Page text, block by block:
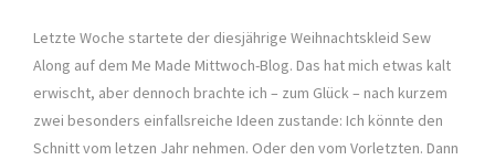
Letzte Woche startete der diesjährige Weihnachtskleid Sew
Along auf dem Me Made Mittwoch-Blog. Das hat mich etwas kalt
erwischt, aber dennoch brachte ich – zum Glück – nach kurzem
zwei besonders einfallsreiche Ideen zustande: Ich könnte den
Schnitt vom letzen Jahr nehmen. Oder den vom Vorletzten. Dann